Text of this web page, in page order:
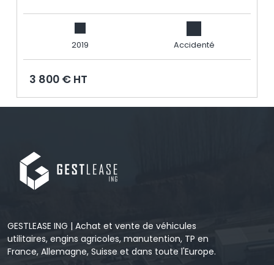
2019 Accidenté
3 800 € HT
GESTLEASE ING | Achat et vente de véhicules
utilitaires, engins agricoles, manutention, TP en
France, Allemagne, Suisse et dans toute l'Europe.